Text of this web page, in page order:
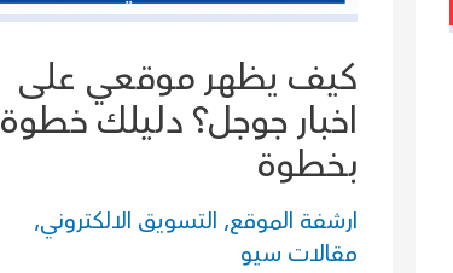
كيف يظهر موقعي على
اخبار جوجل؟ دليلك خطوة
بخطوة
ارشفة الموقع, التسويق الالكتروني,
مقالات سيو